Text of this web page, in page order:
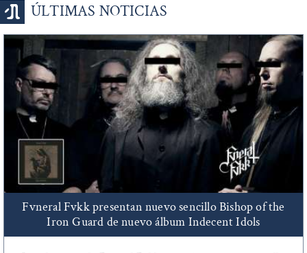
ÚLTIMAS NOTICIAS
Fvneral Fvkk presentan nuevo sencillo Bishop of the
Iron Guard de nuevo álbum Indecent Idols